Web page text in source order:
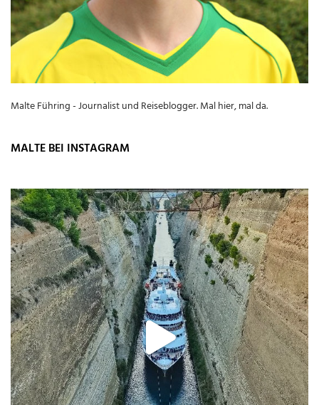
Malte Führing - Journalist und Reiseblogger. Mal hier, mal da.
MALTE BEI INSTAGRAM